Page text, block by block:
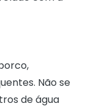
Não se
de água